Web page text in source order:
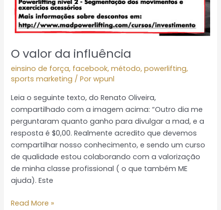
O valor da influência
einsino de força, facebook,método,powerlifting,
sports marketing / Porwpunl
Leia o seguinte texto, do Renato Oliveira,
compartilhado com a imagem acima: “Outro dia me
perguntaram quanto ganho para divulgar a mad, e a
resposta é $0,00. Realmente acredito que devemos
compartilhar nosso conhecimento, e sendo um curso
de qualidade estou colaborando com a valorização
de minha classe profissional ( o que também ME
ajuda). Este
Read More »